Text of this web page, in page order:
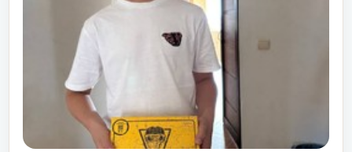
«Любовь и принятие
подходит для
до или после
так как чуть с
с тем тоже учит
как своих, так и
к тебе.